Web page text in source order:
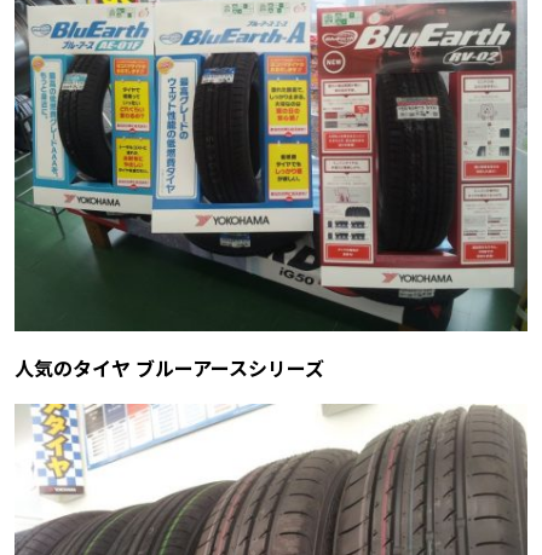
人気のタイヤ ブルーアースシリーズ